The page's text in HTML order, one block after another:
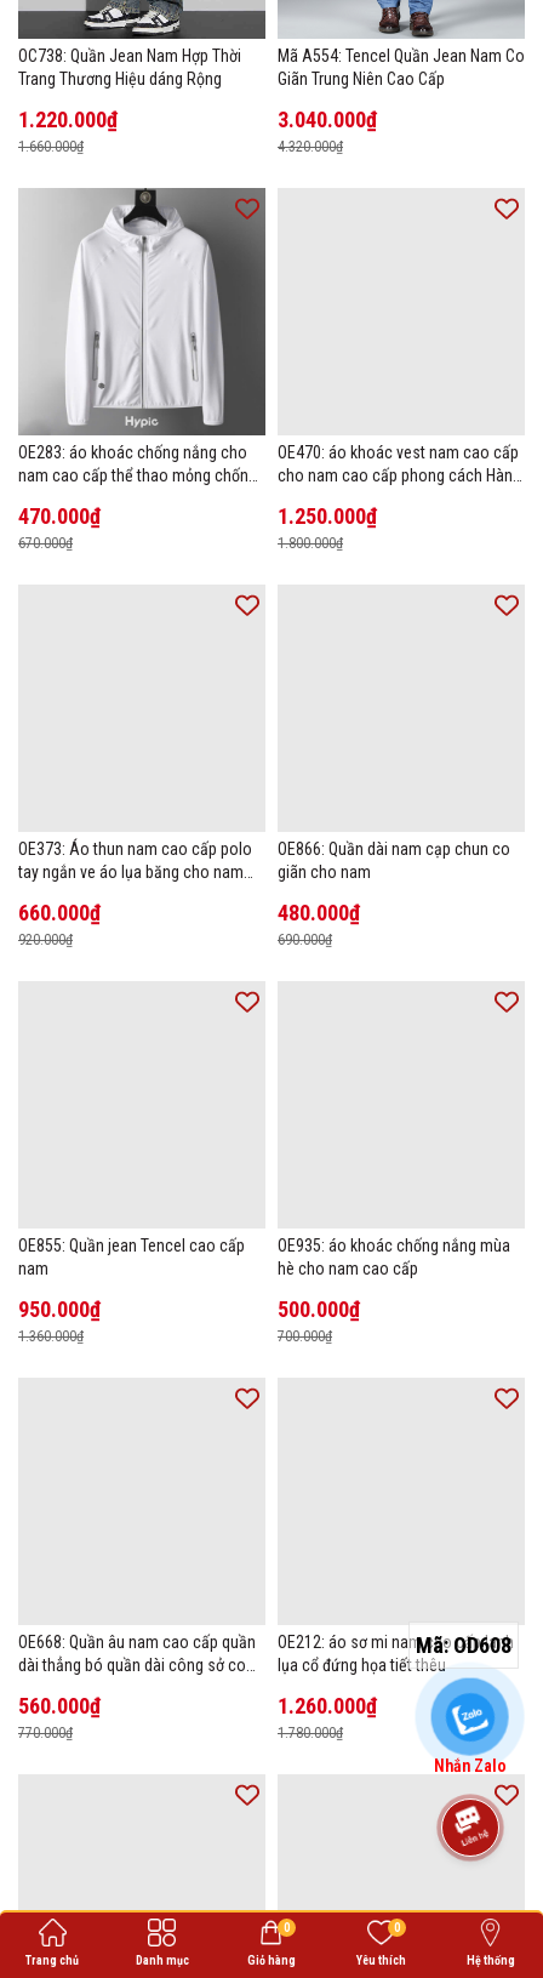
Mã:OD608
OC738: Quần Jean Nam Hợp Thời
Trang Thương Hiệu dáng Rộng
1.220.000₫
1.660.000₫
Mã A554: Tencel Quần Jean Nam Co
Giãn Trung Niên Cao Cấp
3.040.000₫
4.320.000₫
OE283: áo khoác chống nắng cho
nam cao cấp thể thao mỏng chống
470.000₫
670.000₫
OE470: áo khoác vest nam cao cấp
cho nam cao cấp phong cách Hàn
1.250.000₫
1.800.000₫
OE373: Áo thun nam cao cấp polo
tay ngắn ve áo lụa băng cho nam
660.000₫
920.000₫
OE866: Quần dài nam cạp chun co
giãn cho nam
480.000₫
690.000₫
OE855: Quần jean Tencel cao cấp
nam
950.000₫
1.360.000₫
OE935: áo khoác chống nắng mùa
hè cho nam cao cấp
500.000₫
700.000₫
OE668: Quần âu nam cao cấp quần
dài thẳng bó quần dài công sở co
560.000₫
770.000₫
OE212: áo sơ mi nam cao cấp lanh
lụa cổ đứng họa tiết thêu
1.260.000₫
1.780.000₫
Trang chủ Danh mục Giỏ hàng
0
Yêu thích
0
Hệ thống
Nhắn Zalo